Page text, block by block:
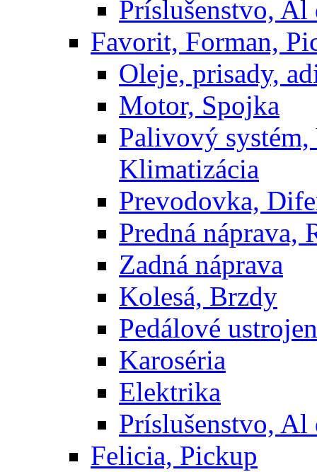
Príslušenstvo, Al
Favorit, Forman,
Oleje, prisady,
Motor, Spojka
Palivový
Klimatizácia
Prevodovka,
Predná náprava,
Zadná náprava
Kolesá, Brzdy
Pedálové
Karoséria
Elektrika
Príslušenstvo, Al
Felicia, Pickup